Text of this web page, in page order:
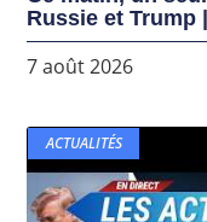
Russie et Trump
7 août 2026
ACTUALITÉS